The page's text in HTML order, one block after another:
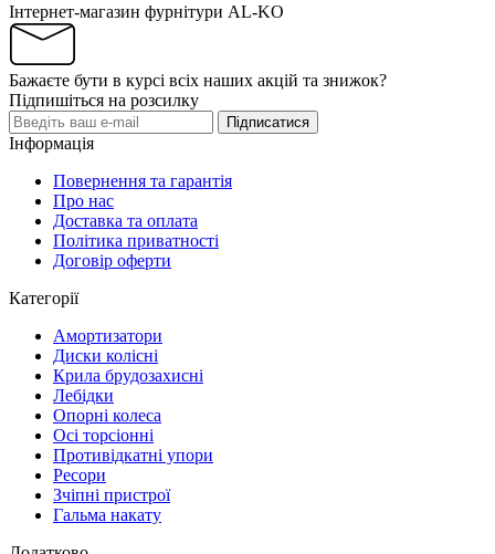
Інтернет-магазин фурнітури AL-KO
Бажаєте бути в курсі всіх наших акцій та знижок?
Підпишіться на розсилку
Підписатися
Інформація
Повернення та гарантія
Про нас
Доставка та оплата
Політика приватності
Договір оферти
Категорії
Амортизатори
Диски колісні
Крила брудозахисні
Лебідки
Опорні колеса
Осі торсіонні
Противідкатні упори
Ресори
Зчіпні пристрої
Гальма накату